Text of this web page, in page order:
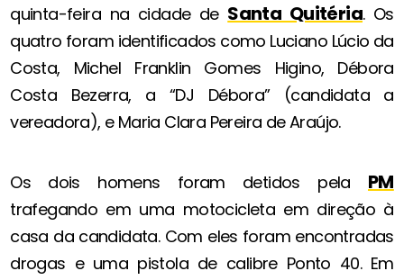
quinta-feira na cidade de Santa Quitéria. Os
quatro foram identificados como Luciano Lúcio da
Costa, Michel Franklin Gomes Higino, Débora
Costa Bezerra, a “DJ Débora” (candidata a
vereadora), e Maria Clara Pereira de Araújo.
Os dois homens foram detidos pela PM
trafegando em uma motocicleta em direção à
casa da candidata. Com eles foram encontradas
drogas e uma pistola de calibre Ponto 40. Em